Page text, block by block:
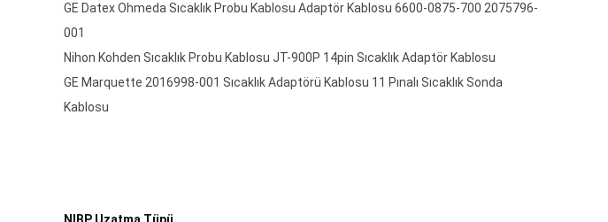
GE Datex Ohmeda Sıcaklık Probu Kablosu Adaptör Kablosu 6600-0875-700 2075796-
001
Nihon Kohden Sıcaklık Probu Kablosu JT-900P 14pin Sıcaklık Adaptör Kablosu
GE Marquette 2016998-001 Sıcaklık Adaptörü Kablosu 11 Pınalı Sıcaklık Sonda
Kablosu